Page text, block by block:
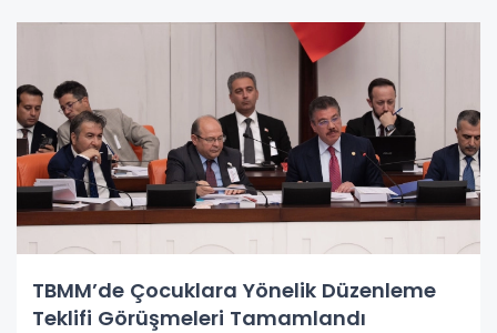
TBMM’de Çocuklara Yönelik Düzenleme
Teklifi Görüşmeleri Tamamlandı